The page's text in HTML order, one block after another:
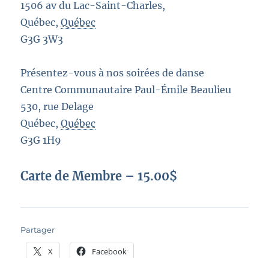
1506 av du Lac-Saint-Charles,
Québec, Québec
G3G 3W3
Présentez-vous à nos soirées de danse
Centre Communautaire Paul-Émile Beaulieu
530, rue Delage
Québec, Québec
G3G1H9
Carte de Membre – 15.00$
Partager
X Facebook